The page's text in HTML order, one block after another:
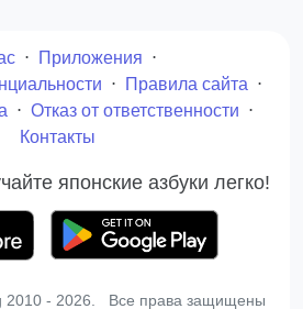
⋅ Приложения ⋅
⋅ Правила сайта ⋅
⋅ Отказ от ответственности ⋅
Контакты
японские азбуки легко!
2010 - 2026. Все права защищены